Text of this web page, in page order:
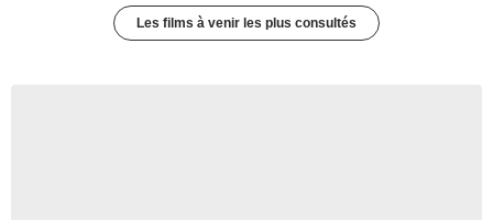
Les films à venir les plus consultés